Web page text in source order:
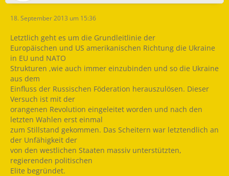
18. September 2013 um 15:36
Letztlich geht es um die Grundleitlinie der
Europäischen und US amerikanischen Richtung die Ukraine
in EU und NATO
Strukturen ,wie auch immer einzubinden und so die Ukraine
aus dem
Einfluss der Russischen Föderation herauszulösen. Dieser
Versuch ist mit der
orangenen Revolution eingeleitet worden und nach den
letzten Wahlen erst einmal
zum Stillstand gekommen. Das Scheitern war letztendlich an
der Unfähigkeit der
von den westlichen Staaten massiv unterstützten,
regierenden politischen
Elite begründet.